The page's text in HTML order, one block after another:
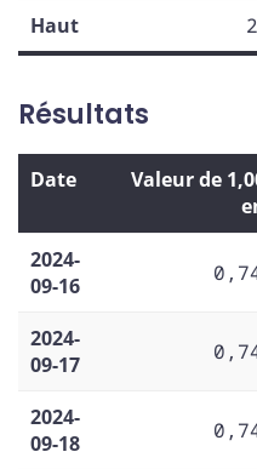
Haut
Résultats
Date
Valeur de
2024-
09-16
2024-
09-17
2024-
09-18